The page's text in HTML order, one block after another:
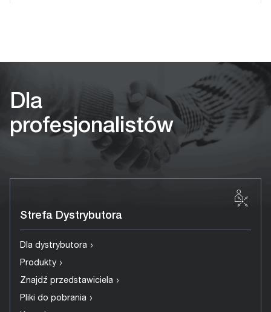
Dla
profesjonalistów
Strefa Dystrybutora
Dla dystrybutora ›
Produkty ›
Znajdź przedstawiciela ›
Pliki do pobrania ›